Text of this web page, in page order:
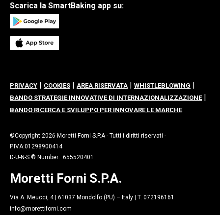
Scarica la SmartBaking app su:
PRIVACY | COOKIES | AREA RISERVATA | WHISTLEBLOWING |
BANDO STRATEGIE INNOVATIVE DI INTERNAZIONALIZZAZIONE |
BANDO RICERCA E SVILUPPO PER INNOVARE LE MARCHE
©Copyright 2026 Moretti Forni S.P.A - Tutti i diritti riservati -
P.IVA:01298900414
D-U-N-S ® Number: 655520401
Moretti Forni S.P.A.
Via A. Meucci, 4 | 61037 Mondolfo (PU) – Italy | T. 072196161
info@morettiforni.com